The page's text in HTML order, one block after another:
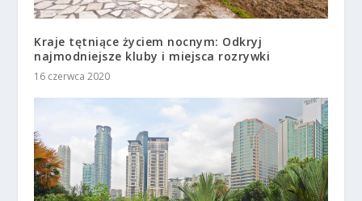
Kraje tętniące życiem nocnym: Odkryj
najmodniejsze kluby i miejsca rozrywki
16 czerwca 2020